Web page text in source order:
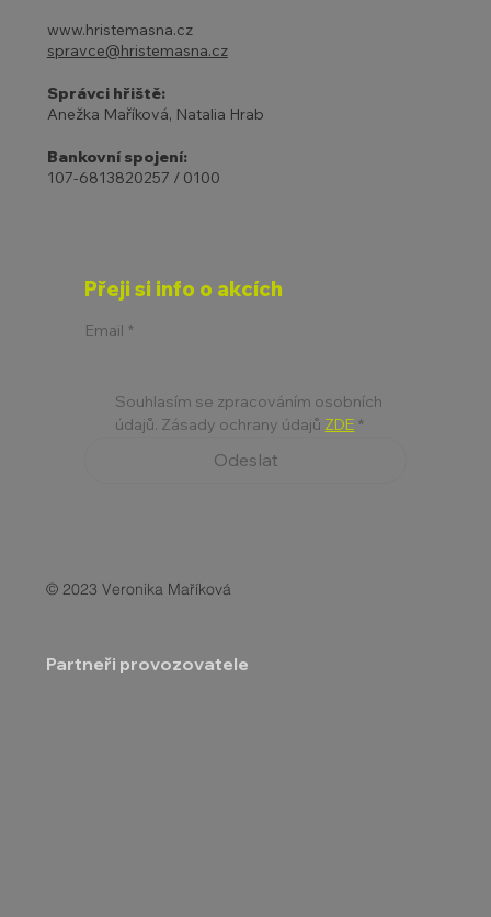
www.hristemasna.cz
spravce@hristemasna.cz
Správci hřiště:
Anežka Maříková, Natalia Hrab
Bankovní spojení:
107-6813820257 / 0100
Přeji si info o akcích
Email *
Souhlasím se zpracováním osobních
údajů. Zásady ochrany údajů ZDE *
Odeslat
© 2023 Veronika Maříková
Partneři provozovatele